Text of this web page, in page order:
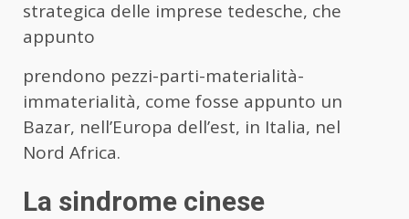
strategica delle imprese tedesche, che
appunto
prendono pezzi-parti-materialità-
immaterialità, come fosse appunto un
Bazar, nell’Europa dell’est, in Italia, nel
Nord Africa.
La sindrome cinese